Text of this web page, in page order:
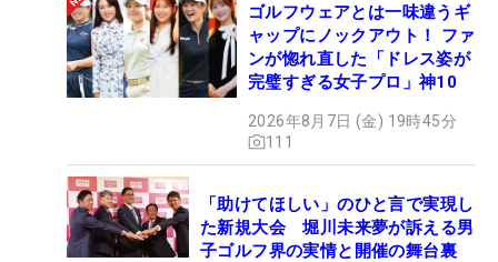
ゴルフウェアとは一味違うギ
ャップにノックアウト！ ファ
ンが惚れ直した「ドレス姿が
完璧すぎる女子プロ」神10
2026年8月7日 (金) 19時45分
111
「助けてほしい」のひと言で実現し
た新規大会 堀川未来夢が訴える男
子ゴルフ界の実情と開催の舞台裏